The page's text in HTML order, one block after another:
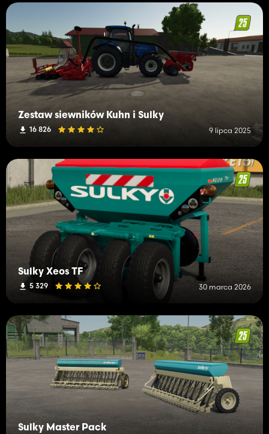
Zestaw siewników Kuhn i Sulky
16 826 9 lipca 2025
Sulky Xeos TF
5 329 30 marca 2026
Sulky Master Pack